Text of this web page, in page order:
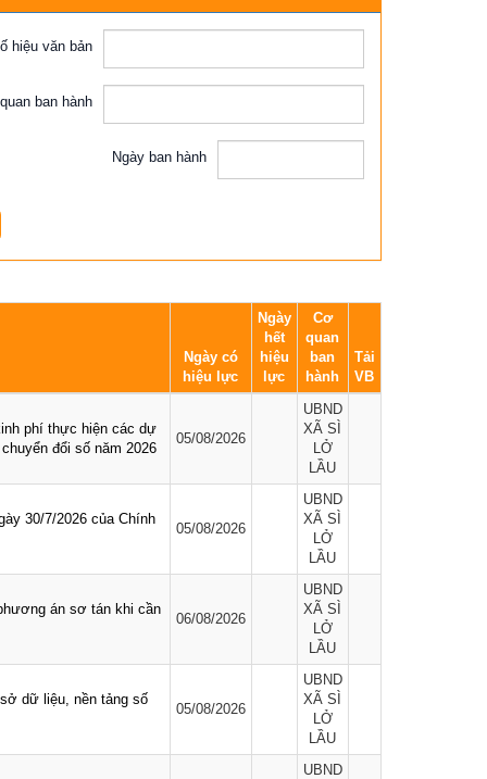
Lịch công tác
Kết quả chương trình, đề tài khoa học
hiệu văn bản
ban hành
Ngày ban hành
Ngày có
hiệu lực
Ngày
hết
hiệu
lực
Cơ
quan
ban
hành
Tải
VB
phí thực hiện các dự
đổi số năm 2026
05/08/2026
UBND
XÃ SÌ
LỞ
LẦU
30/7/2026 của Chính
05/08/2026
UBND
XÃ SÌ
LỞ
LẦU
án sơ tán khi cần
06/08/2026
UBND
XÃ SÌ
LỞ
LẦU
dữ liệu, nền tảng số
05/08/2026
UBND
XÃ SÌ
LỞ
LẦU
UBND